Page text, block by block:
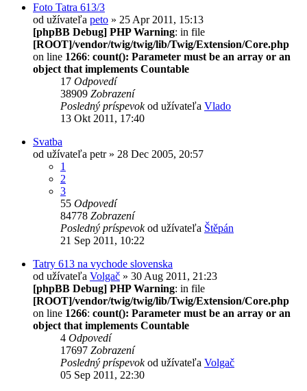
Foto Tatra 613/3
od užívateľa peto » 25 Apr 2011, 15:13
[phpBB Debug] PHP Warning: in file
[ROOT]/vendor/twig/twig/lib/Twig/Extension/Core.php
on line 1266: count(): Parameter must be an array or an
object that implements Countable
17 Odpovedí
38909 Zobrazení
Posledný príspevokod užívateľa Vlado
13 Okt 2011, 17:40
Svatba
od užívateľa petr» 28 Dec 2005, 20:57
1
2
3
55 Odpovedí
84778 Zobrazení
Posledný príspevokod užívateľa Štěpán
21 Sep 2011, 10:22
Tatry 613 na vychode slovenska
od užívateľa Volgač » 30 Aug 2011, 21:23
[phpBB Debug] PHP Warning: in file
[ROOT]/vendor/twig/twig/lib/Twig/Extension/Core.php
on line 1266: count(): Parameter must be an array or an
object that implements Countable
4 Odpovedí
17697 Zobrazení
Posledný príspevokod užívateľa Volgač
05 Sep 2011, 22:30